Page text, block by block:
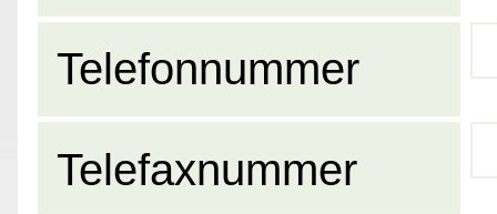
Telefonnummer
Telefaxnummer